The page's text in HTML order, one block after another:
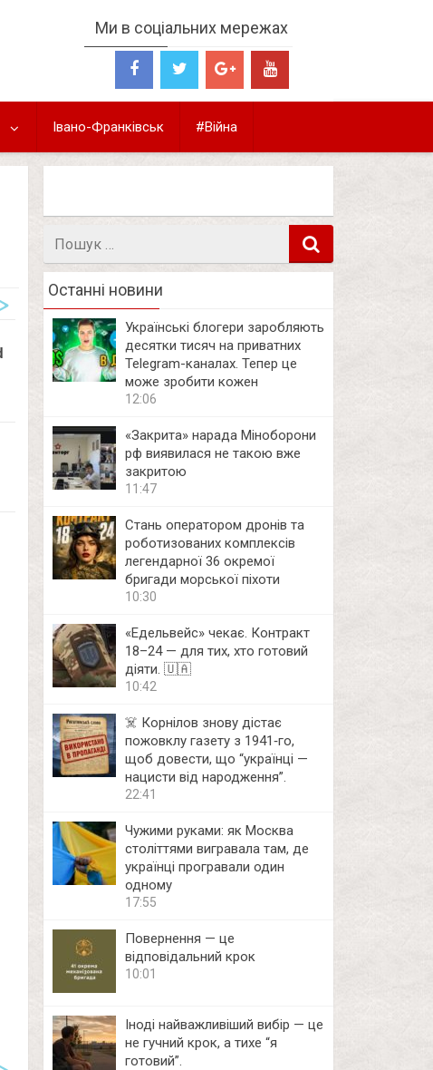
Ми в соціальних мережах
Івано-Франківськ #Війна
Останні новини
Українські блогери заробляють
десятки тисяч на приватних
Telegram-каналах. Тепер це
може зробити кожен
12:06
«Закрита» нарада Міноборони
рф виявилася не такою вже
закритою
11:47
Стань оператором дронів та
роботизованих комплексів
легендарної 36 окремої
бригади морської піхоти
10:30
«Едельвейс» чекає. Контракт
18–24 — для тих, хто готовий
діяти. 🇺🇦
10:42
☠️ Корнілов знову дістає
пожовклу газету з 1941‑го,
щоб довести, що “українці —
нацисти від народження”.
22:41
Чужими руками: як Москва
століттями вигравала там, де
українці програвали один
одному
17:55
Повернення — це
відповідальний крок
10:01
Іноді найважливіший вибір — це
не гучний крок, а тихе “я
готовий”.